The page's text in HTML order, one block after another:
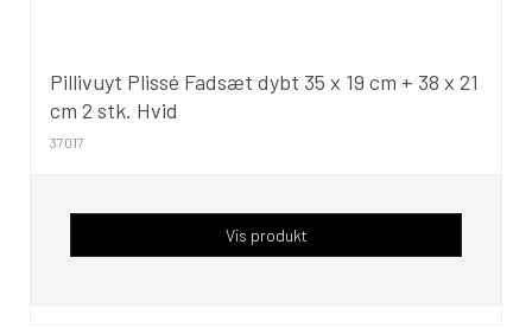
Pillivuyt Plissé Fadsæt dybt 35 x 19 cm + 38 x 21
cm 2 stk. Hvid
37017
Vis produkt